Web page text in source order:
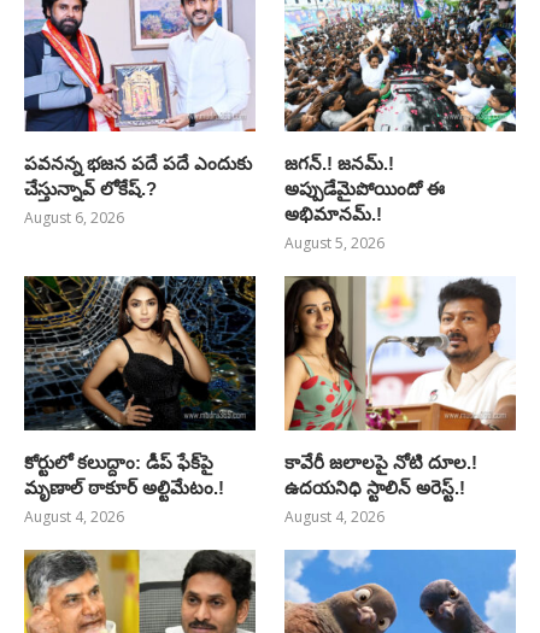
పవనన్న భజన పదే పదే ఎందుకు
చేస్తున్నావ్ లోకేష్.?
August 6, 2026
జగన్.! జనమ్.!
అప్పుడేమైపోయిందో ఈ
అభిమానమ్.!
August 5, 2026
కోర్టులో కలుద్దాం: డీప్ ఫేక్‌పై
మృణాల్ ఠాకూర్ అల్టిమేటం.!
August 4, 2026
కావేరీ జలాలపై నోటి దూల.!
ఉదయనిధి స్టాలిన్ అరెస్ట్.!
August 4, 2026